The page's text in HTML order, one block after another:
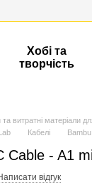
Хобі та
творчість
витратні матеріали
Кабелі
Cable - A1
відгук